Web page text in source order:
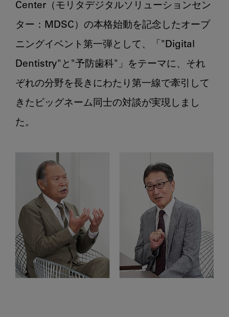
談
『令
の
時
を
生
抜
ー
ワ
ー
ド
「Digital
Dentistry」
Center（モリタデジタルソリューションセン
ター：MDSC）の本格始動を記念したオープ
ニングイベント第一弾として、「"Digital
Dentistry"と"予防歯科"」をテーマに、それ
ぞれの分野を長きにわたり第一線で牽引して
きたビッグネーム同士の対談が実現しまし
た。